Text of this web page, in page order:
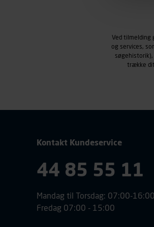
Ved tilmelding
og services,
søgehistorik),
trække dit
Kontakt Kundeservice
44 85 55 11
Mandag til Torsdag: 07:00-16:00
Fredag 07:00 - 15:00